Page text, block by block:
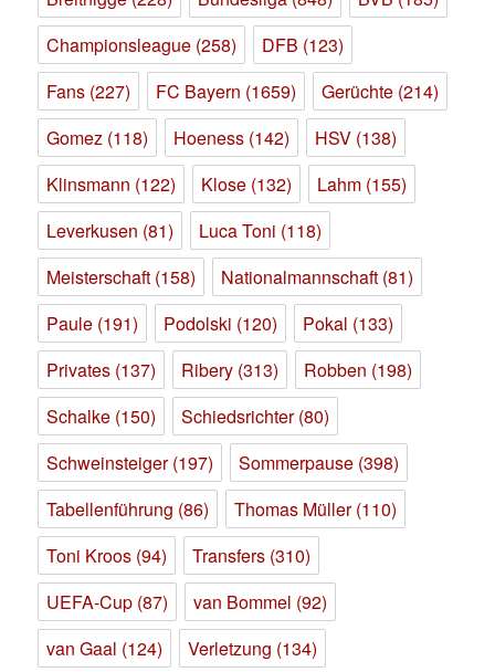
Championsleague (258) DFB (123)
Fans (227) FC Bayern (1659) Gerüchte (214)
Gomez (118) Hoeness (142) HSV (138)
Klinsmann (122) Klose (132) Lahm (155)
Leverkusen (81) Luca Toni (118)
Meisterschaft (158) Nationalmannschaft (81)
Paule (191) Podolski (120) Pokal (133)
Privates (137) Ribery (313) Robben (198)
Schalke (150) Schiedsrichter(80)
Schweinsteiger(197) Sommerpause (398)
Tabellenführung (86) Thomas Müller(110)
Toni Kroos (94) Transfers (310)
UEFA-Cup (87) van Bommel (92)
van Gaal (124) Verletzung (134)